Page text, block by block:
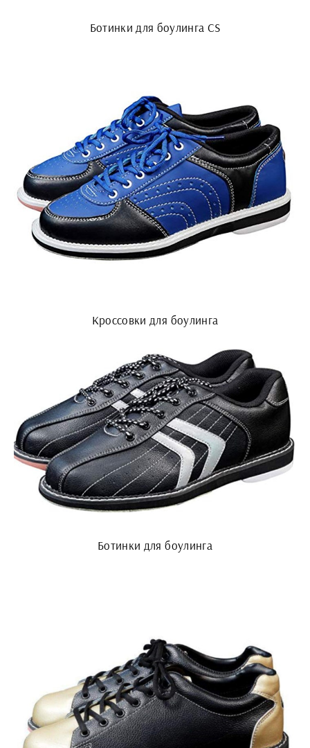
Ботинки для боулинга CS
Кроссовки для боулинга
Ботинки для боулинга